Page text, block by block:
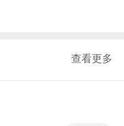
查看更多